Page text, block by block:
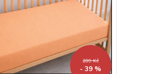
209 Kč
- 39 %